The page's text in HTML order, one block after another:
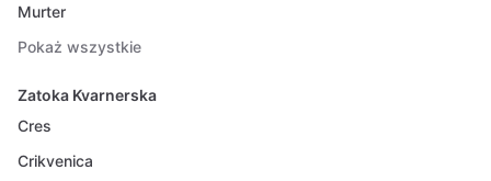
Murter
Pokaż wszystkie
Zatoka Kvarnerska
Cres
Crikvenica